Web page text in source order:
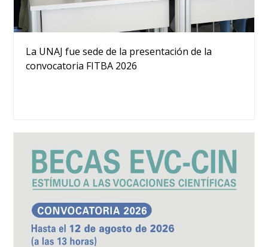
La UNAJ fue sede de la presentación de la
convocatoria FITBA 2026